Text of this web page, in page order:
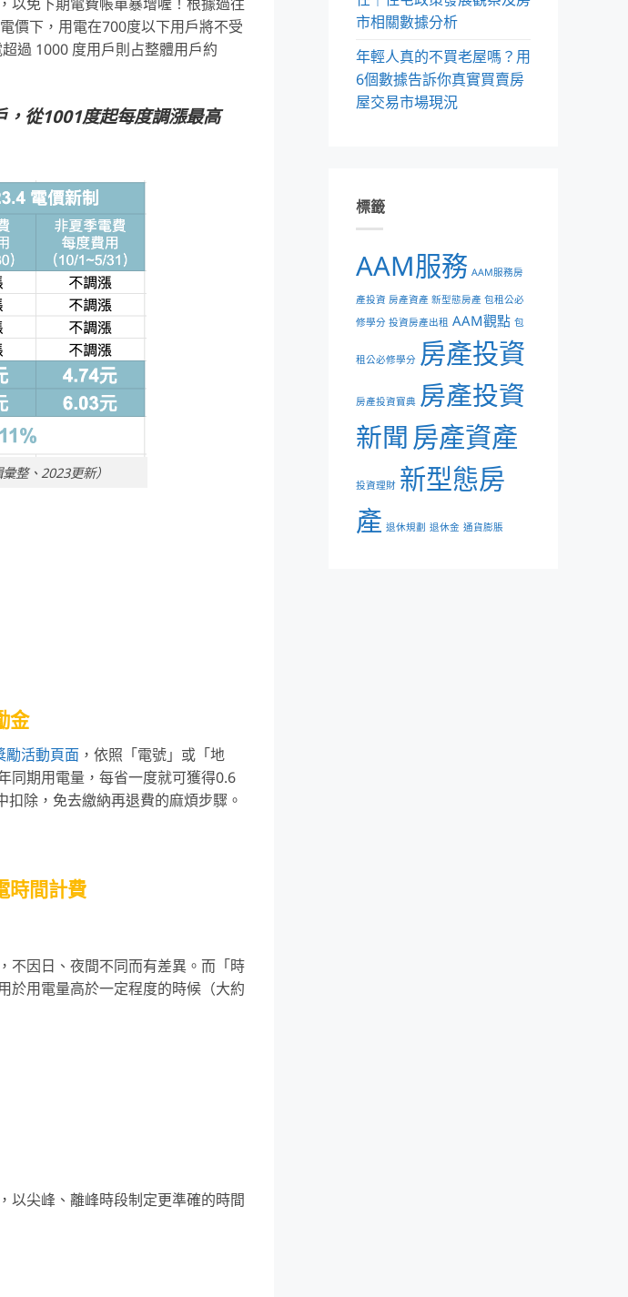
價下，用電在700度以下用戶將不受
過 1000 度用戶則占整體用戶約
從1001度起每度調漲最高
整、2023更新）
金
勵活動頁面 ，依照「電號」或「地
同期用電量，每省一度就可獲得0.6
除，免去繳納再退費的麻煩步驟。
時間計費
不因日、夜間不同而有差異。而「時
於用電量高於一定程度的時候（大約
以尖峰、離峰時段制定更準確的時間
市相關數據分析
年輕人真的不買老屋嗎？用
6個數據告訴你真實買賣房
屋交易市場現況
標籤
AAM服務 AAM服務房
產投資 房產資產 新型態房產 包租公必
修學分 投資房產出租 AAM觀點 包
租公必修學分 房產投資
房產投資寶典 房產投資
新聞房產資產
投資理財 新型態房
產 退休規劃 退休金 通貨膨脹